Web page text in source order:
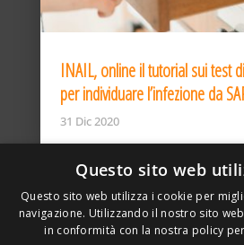
INAIL, online il tutorial sui test
per individuare l’infezione da
31 Dic 2020
Questo sito web
Questo sito web utilizza i cookie per
navigazione. Utilizzando il nostro sito
in conformità con la nostra policy